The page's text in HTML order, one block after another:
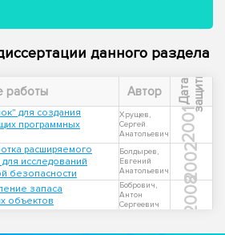
данного раздела
работы Автор Д
а
т
а
з
а
щ
и
т ы
для создания
программных
Хрущев,
Сергей
Анатольевич
2001
расширяемого
исследований
безопасности
Болдырев,
Евгений
Анатольевич
2002
запаса
объектов
Бобрович,
Антон
Сергеевич
2008